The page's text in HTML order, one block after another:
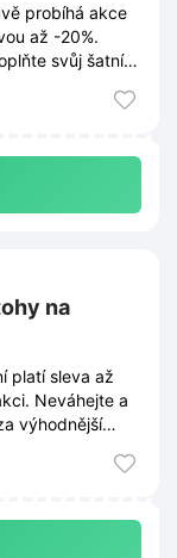
probíhá akce
až -20%.
svůj šatník
na
platí sleva až
Neváhejte a
výhodnější